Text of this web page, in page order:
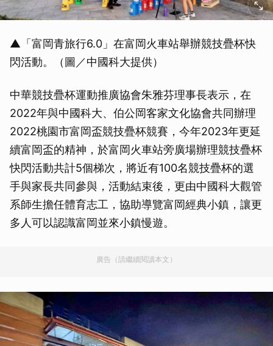
▲「富岡青旅行6.0」在富岡火車站舉辦競技疊杯快
閃活動。（圖／中國科大提供）
中華競技疊杯運動推廣協會朱雅芬理事長表示，在
2022年與中國科大、伯公岡客家文化協會共同辦理
2022桃園市富岡盃競技疊杯競賽，今年2023年更延
續富岡盃的精神，於富岡火車站旁廣場辦理競技疊杯
快閃活動共計5個梯次，將近有100名競技疊杯的選
手與家長共同參與，活動結束後，更由中國科大觀管
系師生擔任體育志工，協助導覽富岡經典小鎮，讓更
多人可以認識富岡並來小鎮慢遊。
廣告（請繼續閱讀本文）